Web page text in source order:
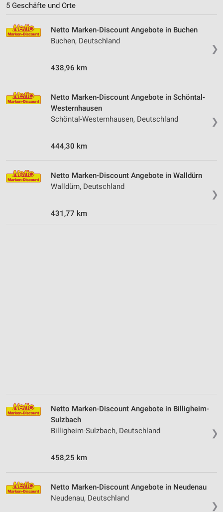
5 Geschäfte und Orte
❯
Netto Marken-Discount Angebote in Buchen
Buchen, Deutschland
438,96 km
❯
Netto Marken-Discount Angebote in Schöntal-
Westernhausen
Schöntal-Westernhausen, Deutschland
444,30 km
❯
Netto Marken-Discount Angebote in Walldürn
Walldürn, Deutschland
431,77 km
❯
Netto Marken-Discount Angebote in Billigheim-
Sulzbach
Billigheim-Sulzbach, Deutschland
458,25 km
❯
Netto Marken-Discount Angebote in Neudenau
Neudenau, Deutschland